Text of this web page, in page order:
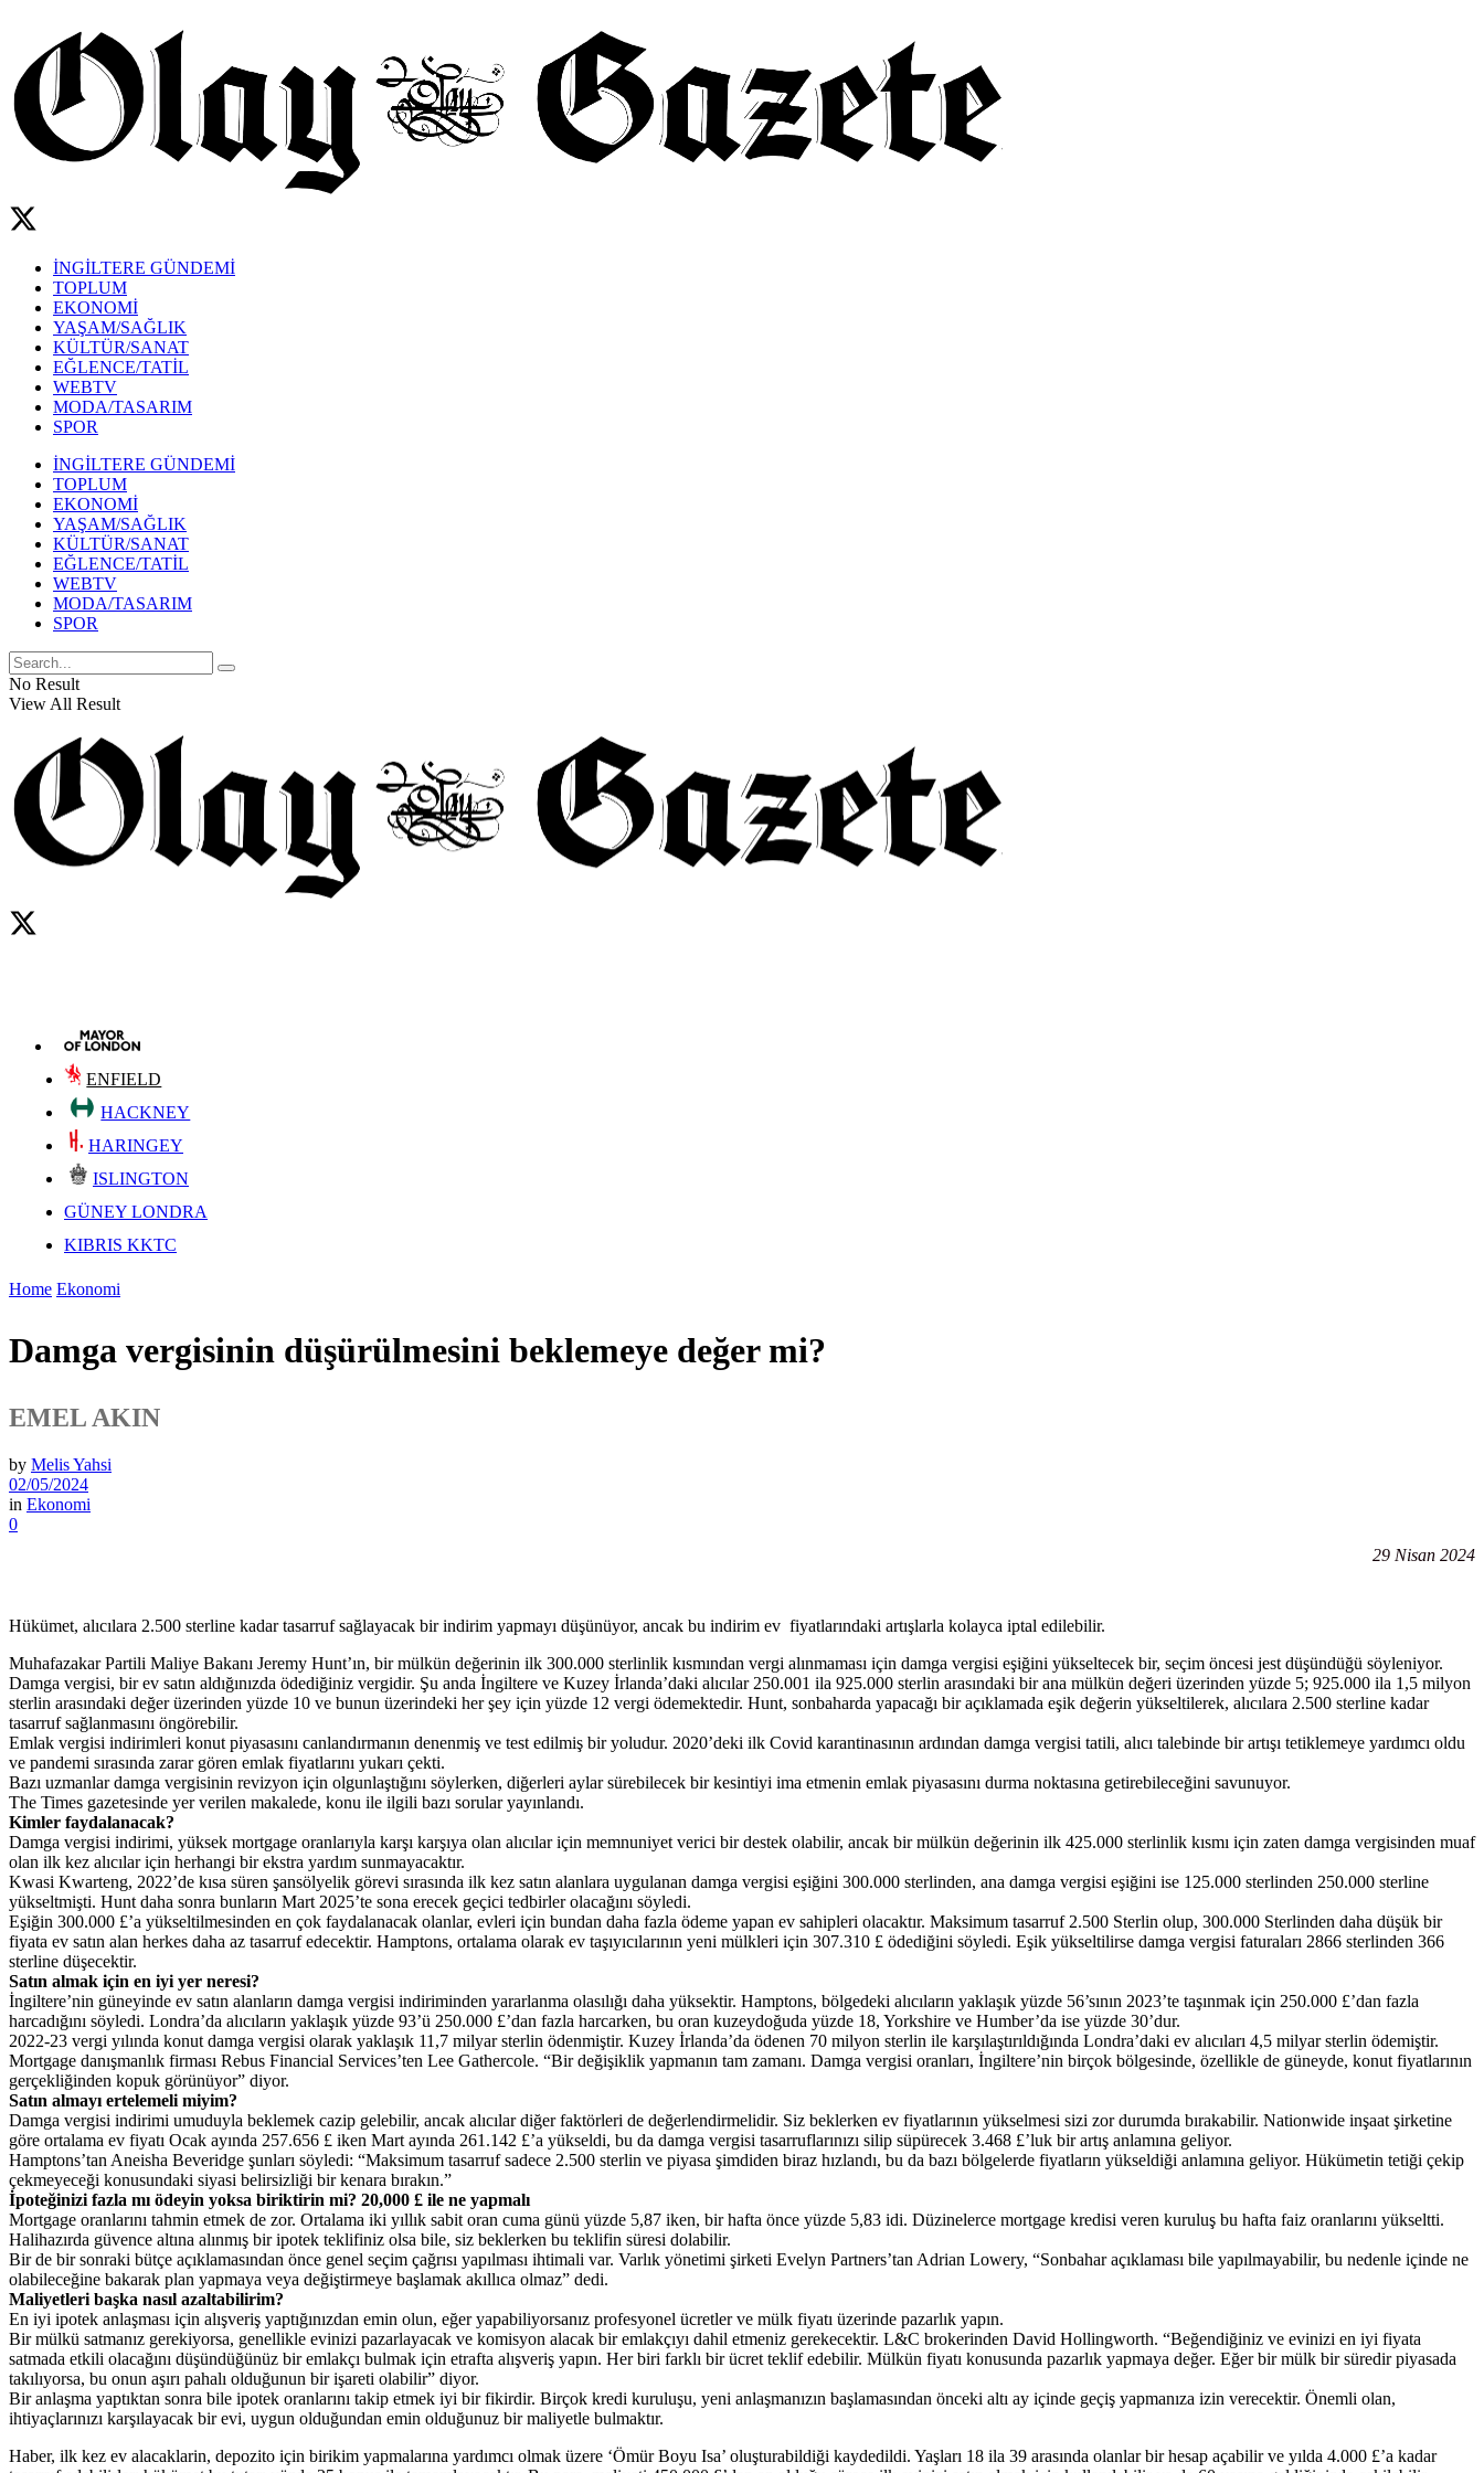
İNGİLTERE GÜNDEMİ
TOPLUM
EKONOMİ
YAŞAM/SAĞLIK
KÜLTÜR/SANAT
EĞLENCE/TATİL
WEBTV
MODA/TASARIM
SPOR
İNGİLTERE GÜNDEMİ
TOPLUM
EKONOMİ
YAŞAM/SAĞLIK
KÜLTÜR/SANAT
EĞLENCE/TATİL
WEBTV
MODA/TASARIM
SPOR
No Result
View All Result
ENFIELD
HACKNEY
HARINGEY
ISLINGTON
GÜNEY LONDRA
KIBRIS KKTC
Home Ekonomi
Damga vergisinin düşürülmesini beklemeye değer mi?
EMEL AKIN
by Melis Yahsi
02/05/2024
in Ekonomi
0
29 Nisan 2024
Hükümet, alıcılara 2.500 sterline kadar tasarruf sağlayacak bir indirim yapmayı düşünüyor, ancak bu indirim ev fiyatlarındaki artışlarla kolayca iptal edilebilir.
Muhafazakar Partili Maliye Bakanı Jeremy Hunt’ın, bir mülkün değerinin ilk 300.000 sterlinlik kısmından vergi alınmaması için damga vergisi eşiğini yükseltecek bir, seçim öncesi jest düşündüğü söyleniyor.
Damga vergisi, bir ev satın aldığınızda ödediğiniz vergidir. Şu anda İngiltere ve Kuzey İrlanda’daki alıcılar 250.001 ila 925.000 sterlin arasındaki bir ana mülkün değeri üzerinden yüzde 5; 925.000 ila 1,5 milyon
sterlin arasındaki değer üzerinden yüzde 10 ve bunun üzerindeki her şey için yüzde 12 vergi ödemektedir. Hunt, sonbaharda yapacağı bir açıklamada eşik değerin yükseltilerek, alıcılara 2.500 sterline kadar
tasarruf sağlanmasını öngörebilir.
Emlak vergisi indirimleri konut piyasasını canlandırmanın denenmiş ve test edilmiş bir yoludur. 2020’deki ilk Covid karantinasının ardından damga vergisi tatili, alıcı talebinde bir artışı tetiklemeye yardımcı oldu
ve pandemi sırasında zarar gören emlak fiyatlarını yukarı çekti.
Bazı uzmanlar damga vergisinin revizyon için olgunlaştığını söylerken, diğerleri aylar sürebilecek bir kesintiyi ima etmenin emlak piyasasını durma noktasına getirebileceğini savunuyor.
The Times gazetesinde yer verilen makalede, konu ile ilgili bazı sorular yayınlandı.
Kimler faydalanacak?
Damga vergisi indirimi, yüksek mortgage oranlarıyla karşı karşıya olan alıcılar için memnuniyet verici bir destek olabilir, ancak bir mülkün değerinin ilk 425.000 sterlinlik kısmı için zaten damga vergisinden muaf
olan ilk kez alıcılar için herhangi bir ekstra yardım sunmayacaktır.
Kwasi Kwarteng, 2022’de kısa süren şansölyelik görevi sırasında ilk kez satın alanlara uygulanan damga vergisi eşiğini 300.000 sterlinden, ana damga vergisi eşiğini ise 125.000 sterlinden 250.000 sterline
yükseltmişti. Hunt daha sonra bunların Mart 2025’te sona erecek geçici tedbirler olacağını söyledi.
Eşiğin 300.000 £’a yükseltilmesinden en çok faydalanacak olanlar, evleri için bundan daha fazla ödeme yapan ev sahipleri olacaktır. Maksimum tasarruf 2.500 Sterlin olup, 300.000 Sterlinden daha düşük bir
fiyata ev satın alan herkes daha az tasarruf edecektir. Hamptons, ortalama olarak ev taşıyıcılarının yeni mülkleri için 307.310 £ ödediğini söyledi. Eşik yükseltilirse damga vergisi faturaları 2866 sterlinden 366
sterline düşecektir.
Satın almak için en iyi yer neresi?
İngiltere’nin güneyinde ev satın alanların damga vergisi indiriminden yararlanma olasılığı daha yüksektir. Hamptons, bölgedeki alıcıların yaklaşık yüzde 56’sının 2023’te taşınmak için 250.000 £’dan fazla
harcadığını söyledi. Londra’da alıcıların yaklaşık yüzde 93’ü 250.000 £’dan fazla harcarken, bu oran kuzeydoğuda yüzde 18, Yorkshire ve Humber’da ise yüzde 30’dur.
2022-23 vergi yılında konut damga vergisi olarak yaklaşık 11,7 milyar sterlin ödenmiştir. Kuzey İrlanda’da ödenen 70 milyon sterlin ile karşılaştırıldığında Londra’daki ev alıcıları 4,5 milyar sterlin ödemiştir.
Mortgage danışmanlık firması Rebus Financial Services’ten Lee Gathercole. “Bir değişiklik yapmanın tam zamanı. Damga vergisi oranları, İngiltere’nin birçok bölgesinde, özellikle de güneyde, konut fiyatlarının
gerçekliğinden kopuk görünüyor” diyor.
Satın almayı ertelemeli miyim?
Damga vergisi indirimi umuduyla beklemek cazip gelebilir, ancak alıcılar diğer faktörleri de değerlendirmelidir. Siz beklerken ev fiyatlarının yükselmesi sizi zor durumda bırakabilir. Nationwide inşaat şirketine
göre ortalama ev fiyatı Ocak ayında 257.656 £ iken Mart ayında 261.142 £’a yükseldi, bu da damga vergisi tasarruflarınızı silip süpürecek 3.468 £’luk bir artış anlamına geliyor.
Hamptons’tan Aneisha Beveridge şunları söyledi: “Maksimum tasarruf sadece 2.500 sterlin ve piyasa şimdiden biraz hızlandı, bu da bazı bölgelerde fiyatların yükseldiği anlamına geliyor. Hükümetin tetiği çekip
çekmeyeceği konusundaki siyasi belirsizliği bir kenara bırakın.”
İpoteğinizi fazla mı ödeyin yoksa biriktirin mi? 20,000 £ ile ne yapmalı
Mortgage oranlarını tahmin etmek de zor. Ortalama iki yıllık sabit oran cuma günü yüzde 5,87 iken, bir hafta önce yüzde 5,83 idi. Düzinelerce mortgage kredisi veren kuruluş bu hafta faiz oranlarını yükseltti.
Halihazırda güvence altına alınmış bir ipotek teklifiniz olsa bile, siz beklerken bu teklifin süresi dolabilir.
Bir de bir sonraki bütçe açıklamasından önce genel seçim çağrısı yapılması ihtimali var. Varlık yönetimi şirketi Evelyn Partners’tan Adrian Lowery, “Sonbahar açıklaması bile yapılmayabilir, bu nedenle içinde ne
olabileceğine bakarak plan yapmaya veya değiştirmeye başlamak akıllıca olmaz” dedi.
Maliyetleri başka nasıl azaltabilirim?
En iyi ipotek anlaşması için alışveriş yaptığınızdan emin olun, eğer yapabiliyorsanız profesyonel ücretler ve mülk fiyatı üzerinde pazarlık yapın.
Bir mülkü satmanız gerekiyorsa, genellikle evinizi pazarlayacak ve komisyon alacak bir emlakçıyı dahil etmeniz gerekecektir. L&C brokerinden David Hollingworth. “Beğendiğiniz ve evinizi en iyi fiyata
satmada etkili olacağını düşündüğünüz bir emlakçı bulmak için etrafta alışveriş yapın. Her biri farklı bir ücret teklif edebilir. Mülkün fiyatı konusunda pazarlık yapmaya değer. Eğer bir mülk bir süredir piyasada
takılıyorsa, bu onun aşırı pahalı olduğunun bir işareti olabilir” diyor.
Bir anlaşma yaptıktan sonra bile ipotek oranlarını takip etmek iyi bir fikirdir. Birçok kredi kuruluşu, yeni anlaşmanızın başlamasından önceki altı ay içinde geçiş yapmanıza izin verecektir. Önemli olan,
ihtiyaçlarınızı karşılayacak bir evi, uygun olduğundan emin olduğunuz bir maliyetle bulmaktır.
Haber, ilk kez ev alacaklarin, depozito için birikim yapmalarına yardımcı olmak üzere ‘Ömür Boyu Isa’ oluşturabildiği kaydedildi. Yaşları 18 ila 39 arasında olanlar bir hesap açabilir ve yılda 4.000 £’a kadar